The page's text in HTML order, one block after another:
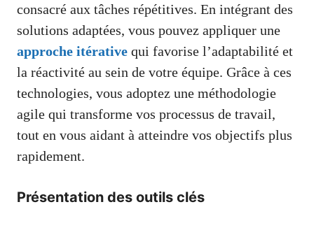
consacré aux tâches répétitives. En intégrant des
solutions adaptées, vous pouvez appliquer une
approche itérative qui favorise l’adaptabilité et
la réactivité au sein de votre équipe. Grâce à ces
technologies, vous adoptez une méthodologie
agile qui transforme vos processus de travail,
tout en vous aidant à atteindre vos objectifs plus
rapidement.
Présentation des outils clés